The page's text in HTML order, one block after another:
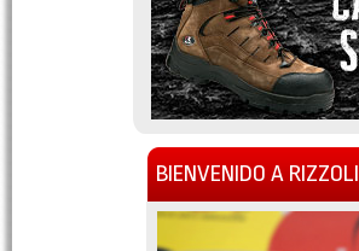
BIENVENIDO A RIZZOLI